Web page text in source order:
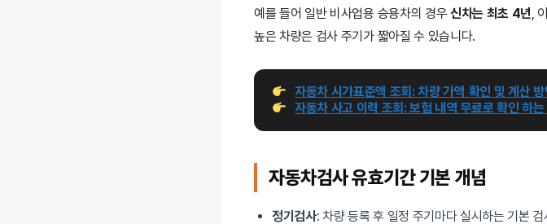
예를 들어 일반 비사업용 승용차의 경우 신차는 최초 4년,
높은 차량은 검사 주기가 짧아질 수 있습니다.
자동차 시가표준액 조회: 차량 가액 확인 및 계산 방
자동차 사고 이력 조회: 보험 내역 무료로 확인 하는
자동차검사 유효기간 기본 개념
정기검사: 차량 등록 후 일정 주기마다 실시하는 기본 검